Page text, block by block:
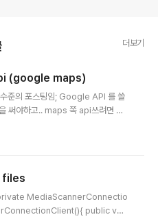
더보기
(google maps)
준의 포스팅임; Google API 를 쓸
써야하고.. maps 쪽 api쓰려면 An
문제는 MapView를 정의할때 api
위 사이트에 넣어주면 apiKey를 만
MapView에 지도가 나타난다 $ ke
files
MediaScannerConnectio
public voi